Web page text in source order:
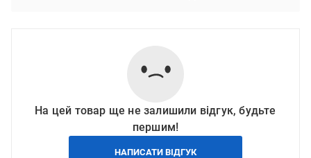
На цей товар ще не залишили відгук, будьте
першим!
НАПИСАТИ ВІДГУК